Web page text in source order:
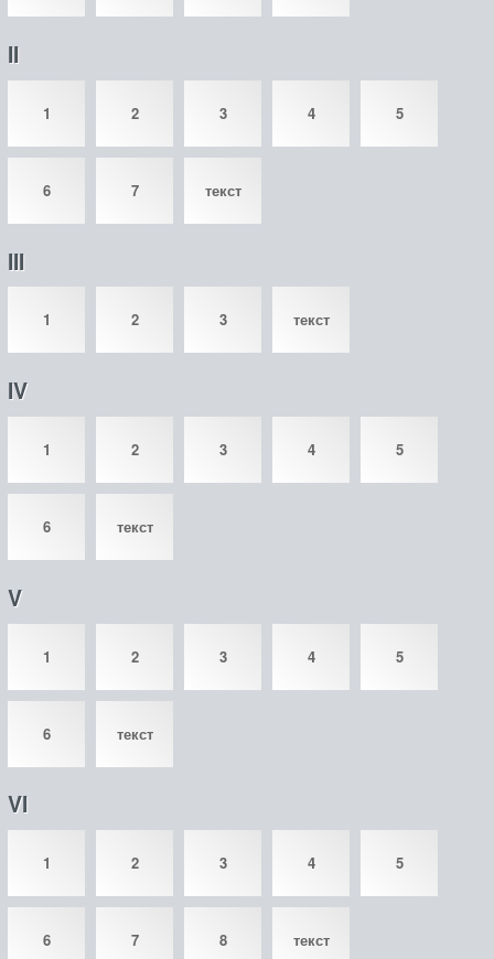
II
1 2 3 4 5
6 7 текст
III
1 2 3 текст
IV
1 2 3 4 5
6 текст
V
1 2 3 4 5
6 текст
VI
1 2 3 4 5
6 7 8 текст